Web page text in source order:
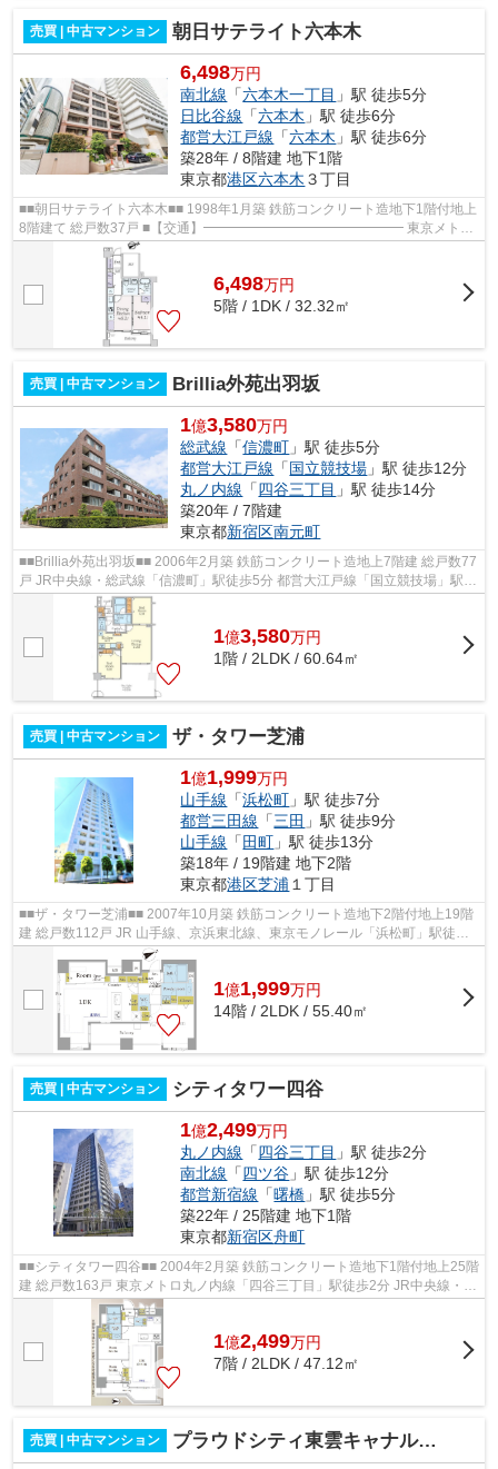
売買 | 中古マンション 朝日サテライト六本木
6,498万円
南北線 「六本木一丁目 」駅 徒歩5分
日比谷線 「六本木 」駅 徒歩6分
都営大江戸線 「六本木 」駅 徒歩6分
築28年 / 8階建 地下1階
東京都港区六本木 ３丁目
■■朝日サテライト六本木■■ 1998年1月築 鉄筋コンクリート造地下1階付地上
8階建て 総戸数37戸 ■【交通】━━━━━━━━━━━━━━━ 東京メトロ
南北線『六本木一丁目』駅徒歩5分 東京メトロ日...
6,498万円
5階 / 1DK / 32.32㎡
売買 | 中古マンション Brillia外苑出羽坂
1億3,580万円
総武線 「信濃町 」駅 徒歩5分
都営大江戸線 「国立競技場 」駅 徒歩12分
丸ノ内線 「四谷三丁目 」駅 徒歩14分
築20年 / 7階建
東京都新宿区南元町
■■Brillia外苑出羽坂■■ 2006年2月築 鉄筋コンクリート造地上7階建 総戸数77
戸 JR中央線・総武線「信濃町」駅徒歩5分 都営大江戸線「国立競技場」駅徒
歩12分 東京メトロ丸ノ内線「四...
1億3,580万円
1階 / 2LDK / 60.64㎡
売買 | 中古マンション ザ・タワー芝浦
1億1,999万円
山手線 「浜松町 」駅 徒歩7分
都営三田線 「三田 」駅 徒歩9分
山手線 「 田町 」駅 徒歩13分
築18年 / 19階建 地下2階
東京都港区芝浦 １丁目
■■ザ・タワー芝浦■■ 2007年10月築 鉄筋コンクリート造地下2階付地上19階
建 総戸数112戸 JR 山手線、京浜東北線、東京モノレール「浜松町」駅徒歩7
分 ゆりかもめ「日の出」駅徒歩7分 ...
1億1,999万円
14階 / 2LDK / 55.40㎡
売買 | 中古マンション シティタワー四谷
1億2,499万円
丸ノ内線 「四谷三丁目 」駅 徒歩2分
南北線 「四ツ谷 」駅 徒歩12分
都営新宿線 「曙橋 」駅 徒歩5分
築22年 / 25階建 地下1階
東京都新宿区舟町
■■シティタワー四谷■■ 2004年2月築 鉄筋コンクリート造地下1階付地上25階
建 総戸数163戸 東京メトロ丸ノ内線「四谷三丁目」駅徒歩2分 JR中央線・東
京メトロ南北線・丸ノ内線「四ツ谷...
1億2,499万円
7階 / 2LDK / 47.12㎡
売買 | 中古マンション プラウドシティ東雲キャナルマークス